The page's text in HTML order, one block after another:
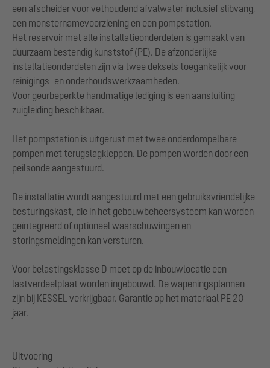
een afscheider voor vethoudend afvalwater inclusief slibvang,
een monsternamevoorziening en een pompstation.
Het reservoir met alle installatieonderdelen is gemaakt van
duurzaam bestendig kunststof (PE). De afzonderlijke
installatieonderdelen zijn via twee deksels toegankelijk voor
reinigings- en onderhoudswerkzaamheden.
Voor geurbeperkte handmatige lediging is een aansluiting
zuigleiding beschikbaar.
Het pompstation is uitgerust met twee onderdompelbare
pompen met terugslagkleppen. De pompen worden door een
peilsonde aangestuurd.
De installatie wordt aangestuurd met een gebruiksvriendelijke
besturingskast, die in het gebouwbeheersysteem kan worden
geïntegreerd of optioneel waarschuwingen en
storingsmeldingen kan versturen.
Voor belastingsklasse D moet op de inbouwlocatie een
lastverdeelplaat worden ingebouwd. De wapeningsplannen
zijn bij KESSEL verkrijgbaar. Garantie op het materiaal PE 20
jaar.
Uitvoering